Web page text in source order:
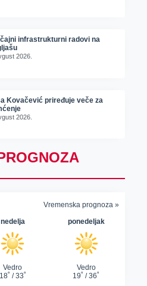
infrastrukturni radovi na
2026.
Kovačević priređuje veče za
2026.